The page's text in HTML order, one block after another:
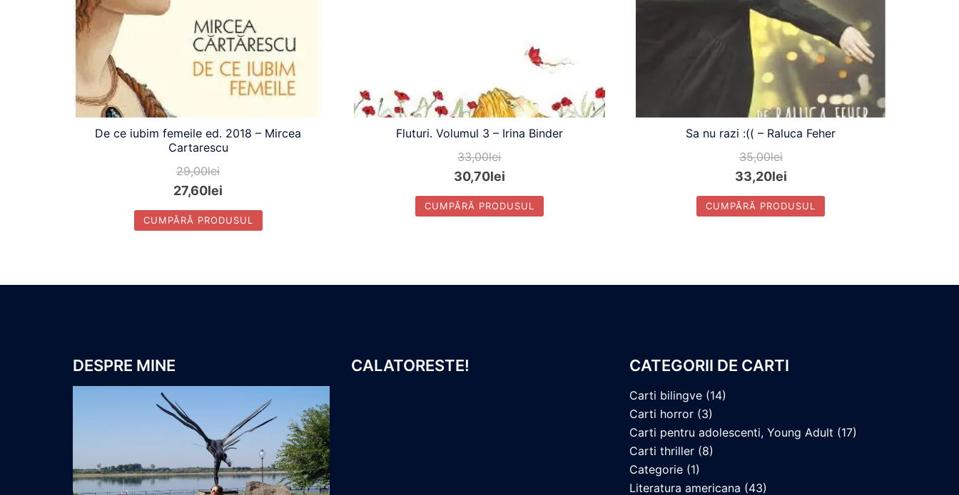
De ce iubim femeile ed. 2018 – Mircea
Cartarescu
29,00lei
27,60lei
CUMPĂRĂ PRODUSUL
Fluturi. Volumul 3 – Irina Binder
33,00lei
30,70lei
CUMPĂRĂ PRODUSUL
Sa nu razi :(( – Raluca Feher
35,00lei
33,20lei
CUMPĂRĂ PRODUSUL
DESPRE MINE CALATORESTE! CATEGORII DE CARTI
Carti bilingve (14)
Carti horror (3)
Carti pentru adolescenti, Young Adult (17)
Carti thriller (8)
Categorie (1)
Literatura americana (43)